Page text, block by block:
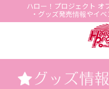
ハロー！プロジェクト オ
・グッズ発売情報やイ